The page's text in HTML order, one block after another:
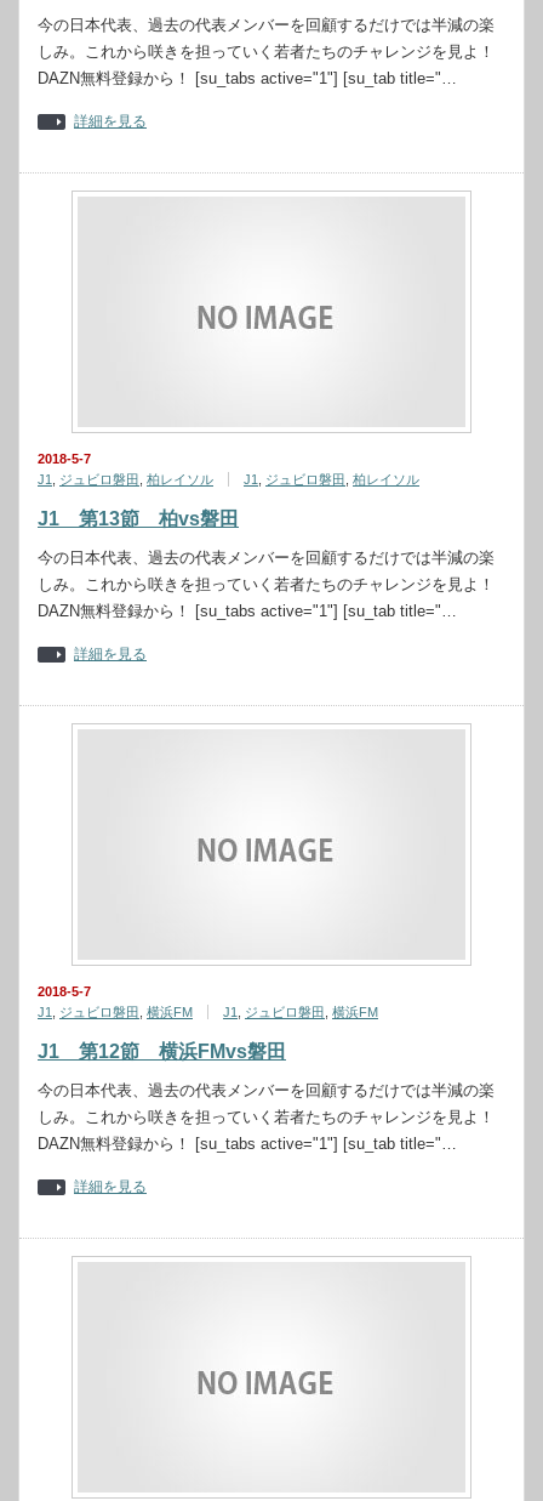
今の日本代表、過去の代表メンバーを回顧するだけでは半減の楽
しみ。これから咲きを担っていく若者たちのチャレンジを見よ！
DAZN無料登録から！ [su_tabs active="1"] [su_tab title="…
詳細を見る
2018-5-7
J1
ジュビロ磐田 柏レイソル J1 ジュビロ磐田 柏レイソル
J1 第13節 柏vs磐田
今の日本代表、過去の代表メンバーを回顧するだけでは半減の楽
しみ。これから咲きを担っていく若者たちのチャレンジを見よ！
DAZN無料登録から！ [su_tabs active="1"] [su_tab title="…
詳細を見る
2018-5-7
J1
ジュビロ磐田 横浜FM J1 ジュビロ磐田 横浜FM
J1 第12節 横浜FMvs磐田
今の日本代表、過去の代表メンバーを回顧するだけでは半減の楽
しみ。これから咲きを担っていく若者たちのチャレンジを見よ！
DAZN無料登録から！ [su_tabs active="1"] [su_tab title="…
詳細を見る